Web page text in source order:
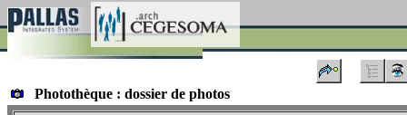
Photothèque : dossier de photos